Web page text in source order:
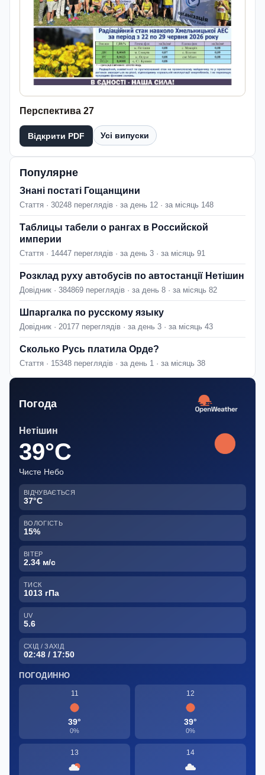
Перспектива 27
Відкрити PDF Усі випуски
Популярне
Знані постаті Гощанщини
Стаття · 30248 переглядів · за день 12 · за місяць 148
Таблицы табели о рангах в Российской
империи
Стаття · 14447 переглядів · за день 3 · за місяць 91
Розклад руху автобусів по автостанції Нетішин
Довідник · 384869 переглядів · за день 8 · за місяць 82
Шпаргалка по русскому языку
Довідник · 20177 переглядів · за день 3 · за місяць 43
Сколько Русь платила Орде?
Стаття · 15348 переглядів · за день 1 · за місяць 38
Погода
Нетішин
39°C
Чисте Небо
ВІДЧУВАЄТЬСЯ
37°C
ВОЛОГІСТЬ
15%
ВІТЕР
2.34 м/с
ТИСК
1013 гПа
UV
5.6
СХІД / ЗАХІД
02:48 / 17:50
ПОГОДИННО
11
39°
0%
12
39°
0%
13 14